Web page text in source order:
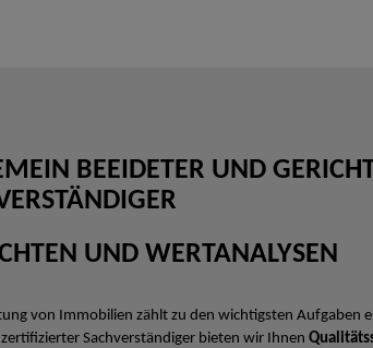
BEEIDETER UND
UND WERTANALYSEN
von Immobilien zählt zu den wichtigsten Aufgaben
Sachverständiger bieten wir Ihnen